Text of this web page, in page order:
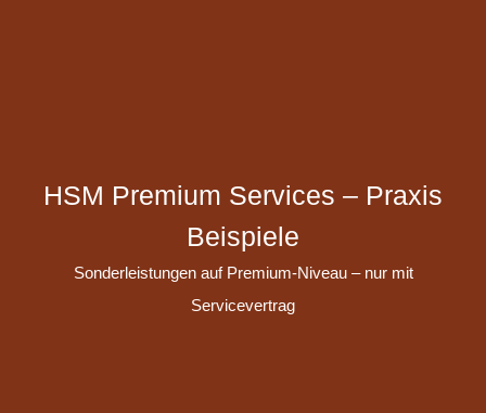
HSM Premium Services – Praxis
Beispiele
Sonderleistungen auf Premium-Niveau – nur mit
Servicevertrag